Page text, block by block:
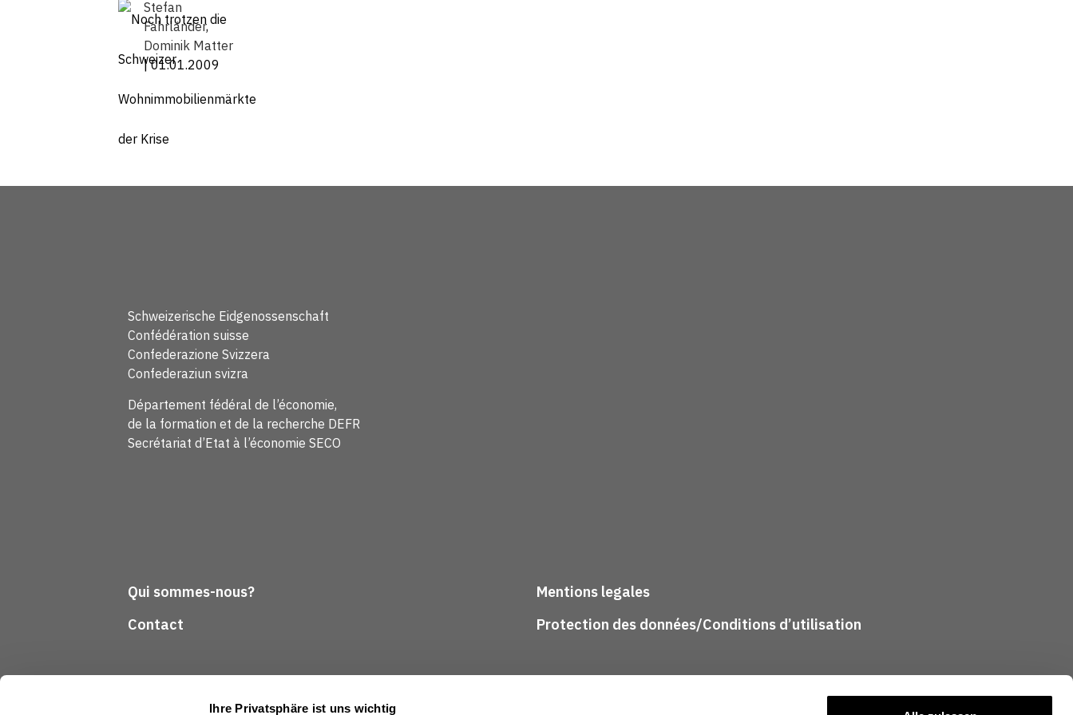
Ihre Privatsphäre ist uns wichtig
Stefan
Fahrländer,
Dominik Matter
| 01.01.2009
Schweizerische Eidgenossenschaft
Confédération suisse
Confederazione Svizzera
Confederaziun svizra
Département fédéral de l’économie,
de la formation et de la recherche DEFR
Secrétariat d’Etat à l’économie SECO
Qui sommes-nous?
Contact
Mentions legales
Protection des données/Conditions d’utilisation